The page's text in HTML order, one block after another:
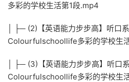
多彩的学校生活第1段.mp4
│ ├─ (2)【英语能力步步高】听
Colourfulschoollife多彩的学校生
│ ├─ (3)【英语能力步步高】听
Colourfulschoollife多彩的学校生